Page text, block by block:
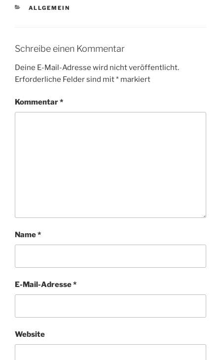
KATEGORIEN
ALLGEMEIN
Schreibe einen Kommentar
Deine E-Mail-Adresse wird nicht veröffentlicht.
Erforderliche Felder sind mit* markiert
Kommentar*
Name*
E-Mail-Adresse*
Website